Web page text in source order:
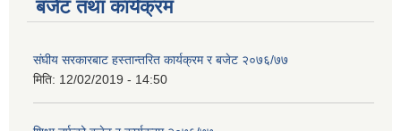
बजेट तथा कार्यक्रम
संघीय सरकारबाट हस्तान्तरित कार्यक्रम र बजेट २०७६/७७
मिति: 12/02/2019 - 14:50